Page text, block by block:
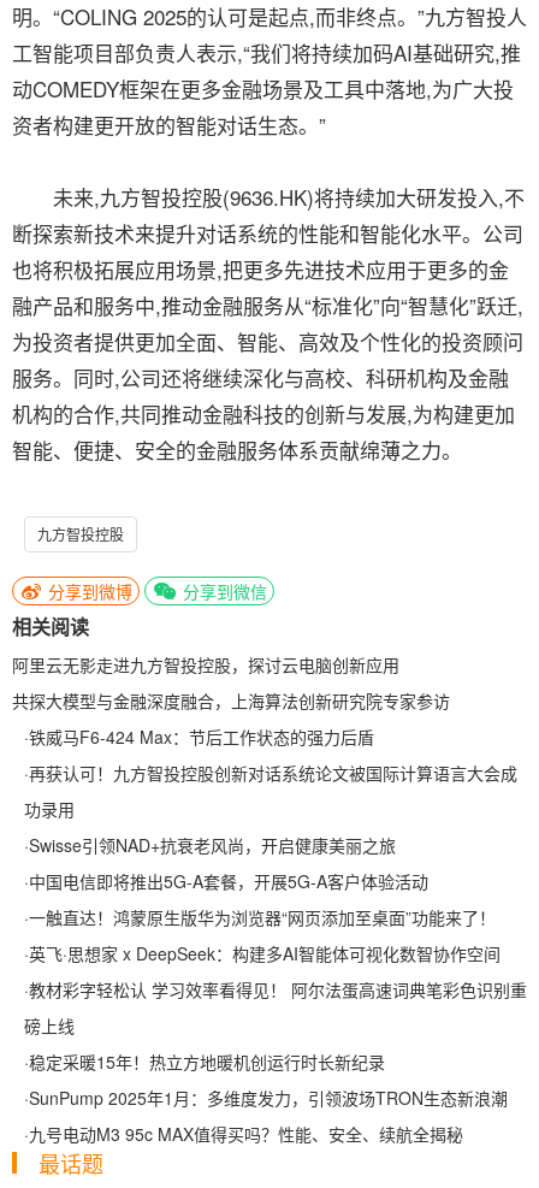
明。“COLING 2025的认可是起点,而非终点。”九方智投人
工智能项目部负责人表示,“我们将持续加码AI基础研究,推
动COMEDY框架在更多金融场景及工具中落地,为广大投
资者构建更开放的智能对话生态。”
未来,九方智投控股(9636.HK)将持续加大研发投入,不
断探索新技术来提升对话系统的性能和智能化水平。公司
也将积极拓展应用场景,把更多先进技术应用于更多的金
融产品和服务中,推动金融服务从“标准化”向“智慧化”跃迁,
为投资者提供更加全面、智能、高效及个性化的投资顾问
服务。同时,公司还将继续深化与高校、科研机构及金融
机构的合作,共同推动金融科技的创新与发展,为构建更加
智能、便捷、安全的金融服务体系贡献绵薄之力。
九方智投控股
分享到微博 分享到微信
相关阅读
阿里云无影走进九方智投控股，探讨云电脑创新应用
共探大模型与金融深度融合，上海算法创新研究院专家参访
·铁威马F6-424 Max：节后工作状态的强力后盾
·再获认可！九方智投控股创新对话系统论文被国际计算语言大会成
功录用
·Swisse引领NAD+抗衰老风尚，开启健康美丽之旅
·中国电信即将推出5G-A套餐，开展5G-A客户体验活动
·一触直达！鸿蒙原生版华为浏览器“网页添加至桌面”功能来了！
·英飞·思想家 x DeepSeek：构建多AI智能体可视化数智协作空间
·教材彩字轻松认 学习效率看得见！ 阿尔法蛋高速词典笔彩色识别重
磅上线
·稳定采暖15年！热立方地暖机创运行时长新纪录
·SunPump 2025年1月：多维度发力，引领波场TRON生态新浪潮
·九号电动M3 95c MAX值得买吗？性能、安全、续航全揭秘
最话题